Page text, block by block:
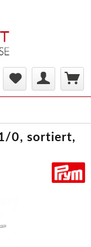
0, sortiert,